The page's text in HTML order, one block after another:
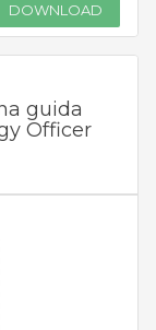
DOWNLOAD
guida
Officer